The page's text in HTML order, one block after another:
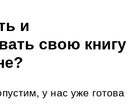
и
свою книгу
у нас уже готова